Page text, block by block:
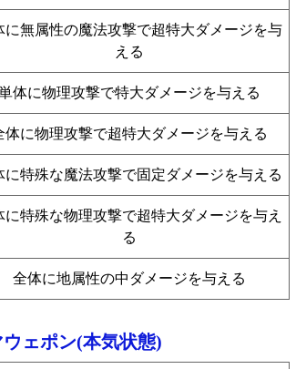
に無属性の魔法攻撃で超特大ダメージを与
える
体に物理攻撃で特大ダメージを与える
体に物理攻撃で超特大ダメージを与える
に特殊な魔法攻撃で固定ダメージを与える
に特殊な物理攻撃で超特大ダメージを与え
る
全体に地属性の中ダメージを与える
ウェポン(本気状態)